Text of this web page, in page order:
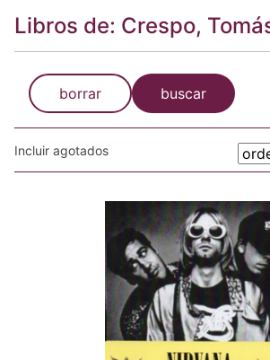
Libros de: Crespo,
borrar buscar
Incluir agotados